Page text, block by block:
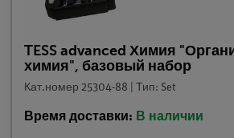
TESS advanced Химия
химия", базовый набор
Кат.номер 25304-88 | Тип: Set
Время доставки: В наличии